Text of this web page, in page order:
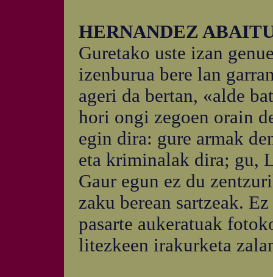
HERNANDEZ
Guretako uste izan
izenburua bere lan
ageri da bertan, «alde
hori ongi zegoen orain
egin dira: gure armak
eta kriminalak dira; gu,
Gaur egun ez du
zaku berean sartzeak.
pasarte aukeratuak
litezkeen irakurketa